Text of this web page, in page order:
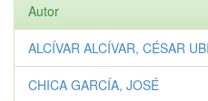
Autor
ALCÍVAR ALCÍVAR, CÉSAR
CHICA GARCÍA, JOSÉ